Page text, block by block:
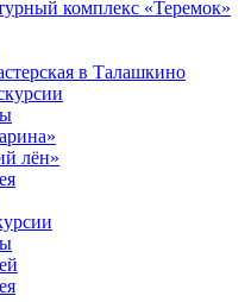
комплекс «Теремок»
в Талашкино
лён»